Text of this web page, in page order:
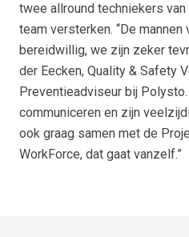
twee allround techniekers
team versterken. “De
bereidwillig, we zijn zeker
der Eecken, Quality & Safety
Preventieadviseur bij
communiceren en zijn
ook graag samen met de
WorkForce, dat gaat vanzelf.”